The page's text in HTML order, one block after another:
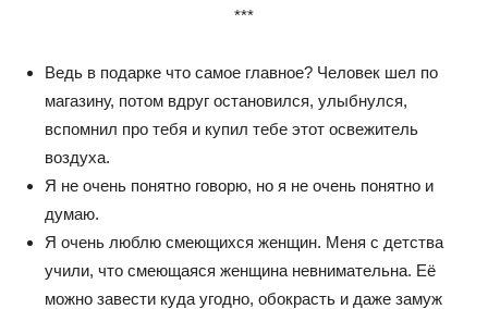
***
Ведь в подарке что самое главное? Человек шел по
магазину, потом вдруг остановился, улыбнулся,
вспомнил про тебя и купил тебе этот освежитель
воздуха.
Я не очень понятно говорю, но я не очень понятно и
думаю.
Я очень люблю смеющихся женщин. Меня с детства
учили, что смеющаяся женщина невнимательна. Её
можно завести куда угодно, обокрасть и даже замуж